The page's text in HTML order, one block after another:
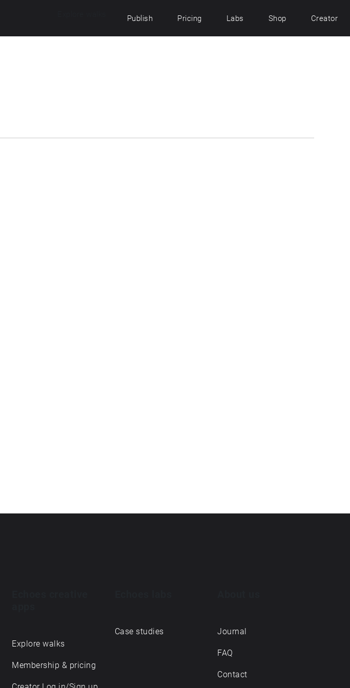
Publish Pricing Labs Shop Creator
Explore walks
Membership & pricing
Case studies Journal
FAQ
Contact